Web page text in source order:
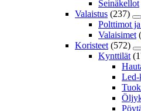
Seinäkellot
Valaistus (237)
Polttimot
Valaisimet
Koristeet (572)
Kynttilät